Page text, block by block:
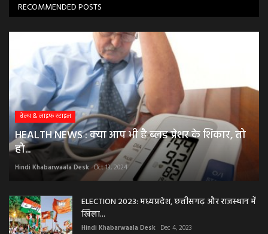
RECOMMENDED POSTS
हेल्थ & लाइफ स्टाइल
HEALTH NEWS : क्या आप भी है ब्लड प्रेशर के शिकार, तो
हो...
Hindi Khabarwaala Desk Oct 13, 2024
ELECTION 2023: मध्यप्रदेश, छत्तीसगढ़ और राजस्थान में
खिला...
Hindi Khabarwaala Desk Dec 4, 2023